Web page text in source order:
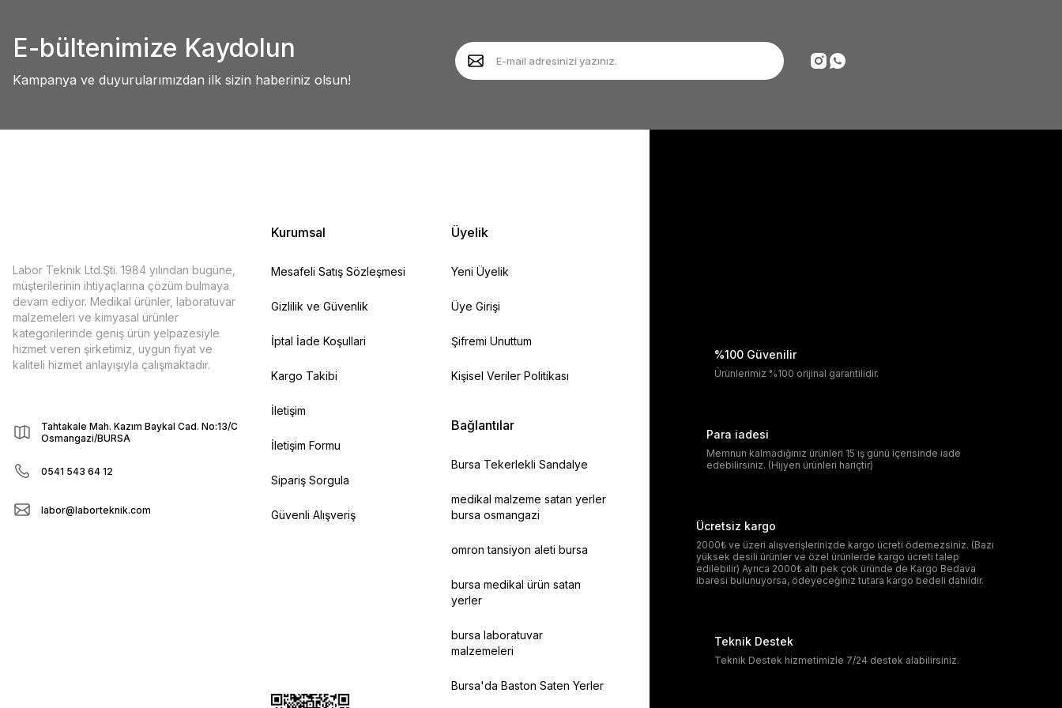
Ürün açıklamasında eksik bilgiler bulunuyor.
Ürün fiyatı diğer sitelerden daha pahalı.
Deneyimini Paylaş
E-bültenimize Kaydolun
Kampanya ve duyurularımızdan ilk sizin haberiniz olsun!
Labor Teknik Ltd.Şti. 1984 yılından bugüne,
müşterilerinin ihtiyaçlarına çözüm bulmaya
devam ediyor. Medikal ürünler, laboratuvar
malzemeleri ve kimyasal ürünler
kategorilerinde geniş ürün yelpazesiyle
hizmet veren şirketimiz, uygun fiyat ve
kaliteli hizmet anlayışıyla çalışmaktadır.
Tahtakale Mah. Kazım Baykal Cad. No:13/C
Osmangazi/BURSA
0541 543 64 12
labor@laborteknik.com
Kurumsal
Mesafeli Satış Sözleşmesi
Gizlilik ve Güvenlik
İptal İade Koşullari
Kargo Takibi
İletişim
İletişim Formu
Sipariş Sorgula
Güvenli Alışveriş
Üyelik
Yeni Üyelik
Üye Girişi
Şifremi Unuttum
Kişisel Veriler Politikası
Bağlantılar
Bursa Tekerlekli Sandalye
medikal malzeme satan yerler
bursa osmangazi
omron tansiyon aleti bursa
bursa medikal ürün satan
yerler
bursa laboratuvar
malzemeleri
Bursa'da Baston Saten Yerler
%100 Güvenilir
Ürünlerimiz %100 orijinal garantilidir.
Para iadesi
Memnun kalmadığınız ürünleri 15 iş günü içerisinde iade
edebilirsiniz. (Hijyen ürünleri hariçtir)
Ücretsiz kargo
2000₺ ve üzeri alışverişlerinizde kargo ücreti ödemezsiniz. (Bazı
yüksek desili ürünler ve özel ürünlerde kargo ücreti talep
edilebilir) Ayrıca 2000₺ altı pek çok üründe de Kargo Bedava
ibaresi bulunuyorsa, ödeyeceğiniz tutara kargo bedeli dahildir.
Teknik Destek
Teknik Destek hizmetimizle 7/24 destek alabilirsiniz.